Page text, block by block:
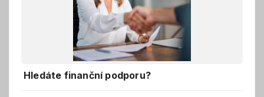
Hledáte finanční podporu?